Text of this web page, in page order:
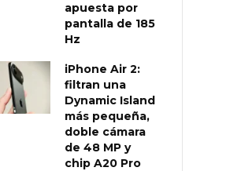
apuesta por
pantalla de 185
Hz
iPhone Air 2:
filtran una
Dynamic Island
más pequeña,
doble cámara
de 48 MP y
chip A20 Pro